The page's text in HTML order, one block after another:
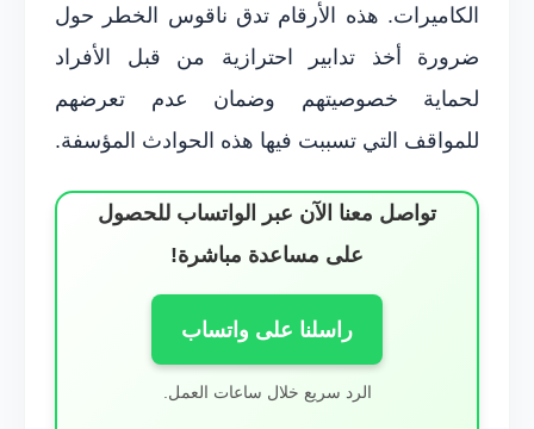
الكاميرات. هذه الأرقام تدق ناقوس الخطر حول
ضرورة أخذ تدابير احترازية من قبل الأفراد
لحماية خصوصيتهم وضمان عدم تعرضهم
للمواقف التي تسببت فيها هذه الحوادث المؤسفة.
تواصل معنا الآن عبر الواتساب للحصول
على مساعدة مباشرة!
راسلنا على واتساب
الرد سريع خلال ساعات العمل.